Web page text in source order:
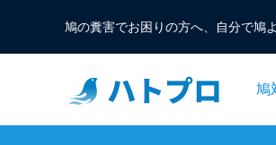
鳩の糞害でお困りの方へ、自分で鳩
鳩